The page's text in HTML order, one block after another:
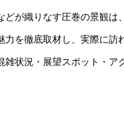
どが織りなす圧巻の景観は
を徹底取材し、実際に訪
状況・展望スポット・ア